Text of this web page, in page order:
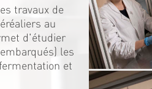
travaux de
au
d'étudier
les
et